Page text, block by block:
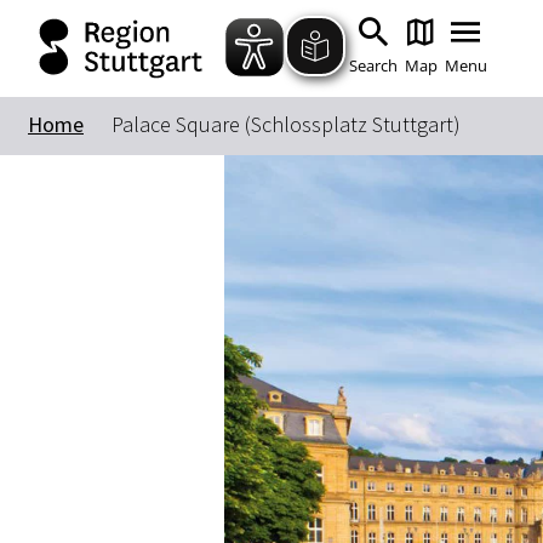
Search Map Menu
Home Palace Square (Schlossplatz Stuttgart)